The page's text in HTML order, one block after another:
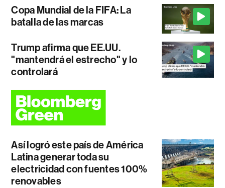
Copa Mundial de la FIFA: La
batalla de las marcas
Trump afirma que EE.UU.
"mantendrá el estrecho" y lo
controlará
Así logró este país de América
Latina generar toda su
electricidad con fuentes 100%
renovables